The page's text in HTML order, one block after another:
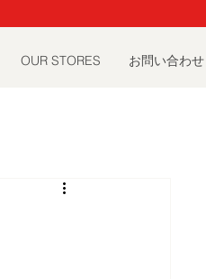
OUR STORES お問い合わせ